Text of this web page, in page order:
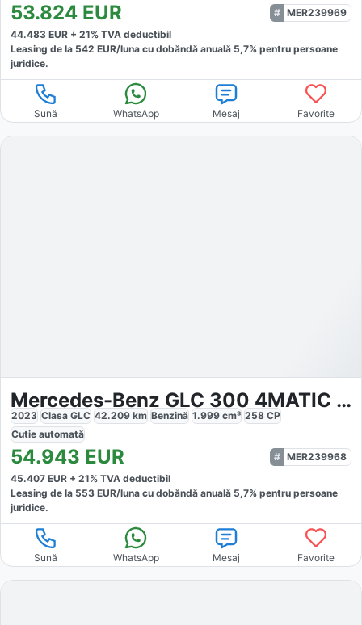
53.824 EUR
MER239969
44.483 EUR + 21% TVA deductibil
Leasing de la 542 EUR/luna cu dobăndă anuală 5,7% pentru persoane
juridice.
Sună WhatsApp Mesaj Favorite
Mercedes-Benz GLC 300 4MATIC AMG
2023 Clasa GLC 42.209 km Benzină 1.999 cm³ 258 CP
Cutie automată
54.943 EUR
MER239968
45.407 EUR + 21% TVA deductibil
Leasing de la 553 EUR/luna cu dobăndă anuală 5,7% pentru persoane
juridice.
Sună WhatsApp Mesaj Favorite